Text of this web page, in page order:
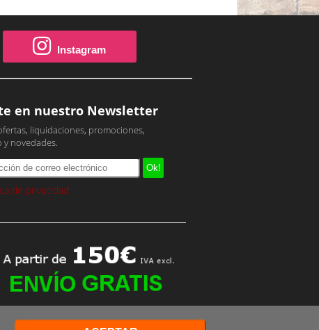
Instagram
en nuestro Newsletter
liquidaciones, promociones,
novedades.
de privacidad